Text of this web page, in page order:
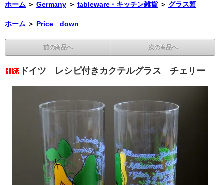
ホーム ＞ Germany ＞ tableware・キッチン雑貨 ＞ グラス類
ホーム ＞ Price down
前の商品へ 次の商品へ
ドイツ レシピ付きカクテルグラス チェリー